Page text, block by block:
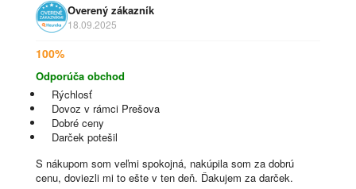
Overený zákazník
18.09.2025
100%
Odporúča obchod
Rýchlosť
Dovoz v rámci Prešova
Dobré ceny
Darček potešil
S nákupom som veľmi spokojná, nakúpila som za dobrú
cenu, doviezli mi to ešte v ten deň. Ďakujem za darček.